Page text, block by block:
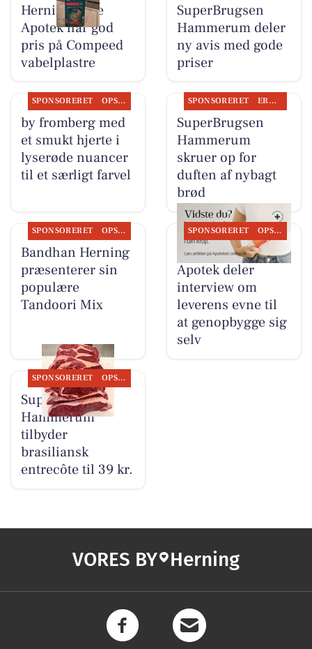
Herning Løve
Apotek har god
pris på Compeed
vabelplastre
SuperBrugsen
Hammerum deler
ny avis med gode
priser
SPONSORERET OPSLAGSTAVLEN
by fromberg med
et smukt hjerte i
lyserøde nuancer
til et særligt farvel
SPONSORERET ERHVERV
SuperBrugsen
Hammerum
skruer op for
duften af nybagt
brød
SPONSORERET OPSLAGSTAVLEN
Bandhan Herning
præsenterer sin
populære
Tandoori Mix
SPONSORERET OPSLAGSTAVLEN
Herning Løve
Apotek deler
interview om
leverens evne til
at genopbygge sig
selv
SPONSORERET OPSLAGSTAVLEN
SuperBrugsen
Hammerum
tilbyder
brasiliansk
entrecôte til 39 kr.
VORES BY Herning